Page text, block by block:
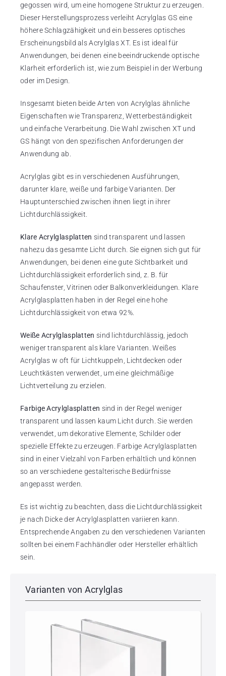
gegossen wird, um eine homogene Struktur zu erzeugen.
Dieser Herstellungsprozess verleiht Acrylglas GS eine
höhere Schlagzähigkeit und ein besseres optisches
Erscheinungsbild als Acrylglas XT. Es ist ideal für
Anwendungen, bei denen eine beeindruckende optische
Klarheit erforderlich ist, wie zum Beispiel in der Werbung
oder im Design.
Insgesamt bieten beide Arten von Acrylglas ähnliche
Eigenschaften wie Transparenz, Wetterbeständigkeit
und einfache Verarbeitung. Die Wahl zwischen XT und
GS hängt von den spezifischen Anforderungen der
Anwendung ab.
Acrylglas gibt es in verschiedenen Ausführungen,
darunter klare, weiße und farbige Varianten. Der
Hauptunterschied zwischen ihnen liegt in ihrer
Lichtdurchlässigkeit.
Klare Acrylglasplatten sind transparent und lassen
nahezu das gesamte Licht durch. Sie eignen sich gut für
Anwendungen, bei denen eine gute Sichtbarkeit und
Lichtdurchlässigkeit erforderlich sind, z. B. für
Schaufenster, Vitrinen oder Balkonverkleidungen. Klare
Acrylglasplatten haben in der Regel eine hohe
Lichtdurchlässigkeit von etwa 92%.
Weiße Acrylglasplatten sind lichtdurchlässig, jedoch
weniger transparent als klare Varianten. Weißes
Acrylglas w oft für Lichtkuppeln, Lichtdecken oder
Leuchtkästen verwendet, um eine gleichmäßige
Lichtverteilung zu erzielen.
Farbige Acrylglasplatten sind in der Regel weniger
transparent und lassen kaum Licht durch. Sie werden
verwendet, um dekorative Elemente, Schilder oder
spezielle Effekte zu erzeugen. Farbige Acrylglasplatten
sind in einer Vielzahl von Farben erhältlich und können
so an verschiedene gestalterische Bedürfnisse
angepasst werden.
Es ist wichtig zu beachten, dass die Lichtdurchlässigkeit
je nach Dicke der Acrylglasplatten variieren kann.
Entsprechende Angaben zu den verschiedenen Varianten
sollten bei einem Fachhändler oder Hersteller erhältlich
sein.
Varianten von Acrylglas